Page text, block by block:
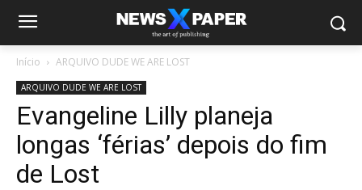
Início ARQUIVO DUDE WE ARE LOST
ARQUIVO DUDE WE ARE LOST
Evangeline Lilly planeja
longas ‘férias’ depois do fim
de Lost